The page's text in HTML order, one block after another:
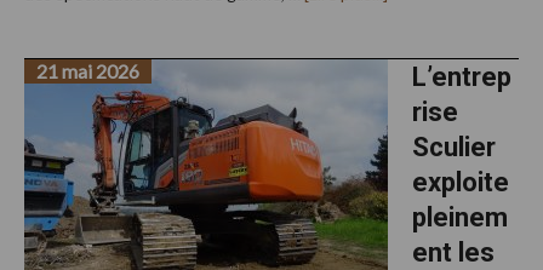
micro-
pelle
HX10A
Z
à
gamme
compacte
L’entrep
rise
Sculier
exploite
pleinem
ent les
21 mai 2026